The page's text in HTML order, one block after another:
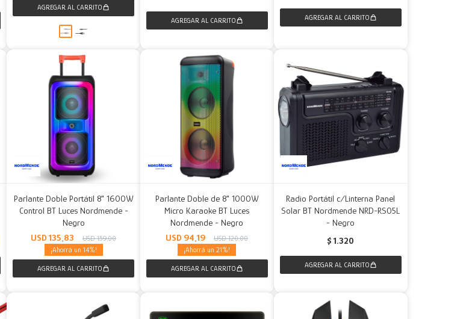
Parlante Doble Portátil 8" 1600W
Control BT Luces Nordmende -
Negro
USD 135,83 USD 159,00
14
Parlante Doble de 8" 1000W
Micro Karaoke BT Luces
Nordmende - Negro
USD 94,19 USD 120,00
21
Radio Portátil c/Linterna Panel
Solar BT Nordmende NRD-RS05L
- Negro
$ 1.320